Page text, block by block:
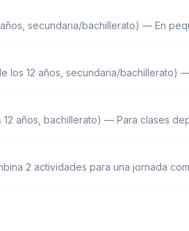
secundaria/bachillerato) — En
los 12 años, secundaria/bachillerato)
años, bachillerato) — Para clases
2 actividades para una jornada